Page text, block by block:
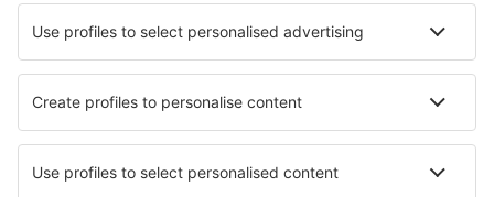
Ubytování in Imola Ubytování in Fischbach-lès-Clervaux
Ubytování in Saint Croix Falls Ubytování in San Miguel
Ubytování in Montecarlo Ubytování v Sirnaku